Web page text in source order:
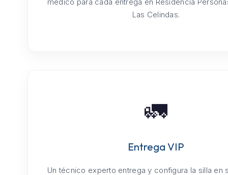
médico para cada entrega en Residencia
Las Celindas.
🚛
Entrega VIP
Un técnico experto entrega y configura la silla en